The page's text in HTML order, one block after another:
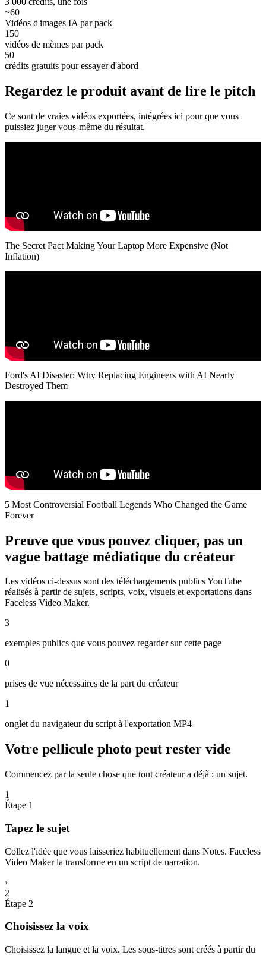
~60
Vidéos d'images IA par pack
150
vidéos de mèmes par pack
50
crédits gratuits pour essayer d'abord
Regardez le produit avant de lire le pitch
Ce sont de vraies vidéos exportées, intégrées ici pour que vous
puissiez juger vous-même du résultat.
The Secret Pact Making Your Laptop More Expensive (Not
Inflation)
Ford's AI Disaster: Why Replacing Engineers with AI Nearly
Destroyed Them
5 Most Controversial Football Legends Who Changed the Game
Forever
Preuve que vous pouvez cliquer, pas un
vague battage médiatique du créateur
Les vidéos ci-dessus sont des téléchargements publics YouTube
réalisés à partir de sujets, scripts, voix, visuels et exportations dans
Faceless Video Maker.
3
exemples publics que vous pouvez regarder sur cette page
0
prises de vue nécessaires de la part du créateur
1
onglet du navigateur du script à l'exportation MP4
Votre pellicule photo peut rester vide
Commencez par la seule chose que tout créateur a déjà : un sujet.
1
Étape 1
Tapez le sujet
Collez l'idée que vous laisseriez habituellement dans Notes. Faceless
Video Maker la transforme en un script de narration.
›
2
Étape 2
Choisissez la voix
Choisissez la langue et la voix. Les sous-titres sont créés à partir du